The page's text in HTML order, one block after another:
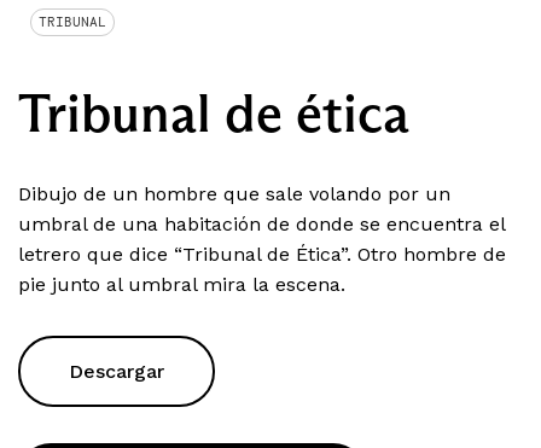
TRIBUNAL
Tribunal de ética
Dibujo de un hombre que sale volando por un
umbral de una habitación de donde se encuentra el
letrero que dice “Tribunal de Ética”. Otro hombre de
pie junto al umbral mira la escena.
Descargar